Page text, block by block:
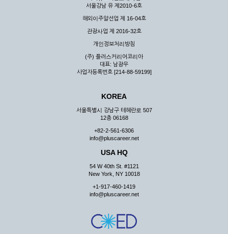
서울강남 유 제2010-6호
해외이주알선업 제 16-04호
관광사업 제 2016-32호
개인정보처리방침
(주) 플러스커리어코리아
대표: 남광우
사업자등록번호 [214-88-59199]
KOREA
서울특별시 강남구 테헤란로 507
12층 06168
+82-2-561-6306
info@pluscareer.net
USA HQ
54 W 40th St. #1121
New York, NY 10018
+1-917-460-1419
info@pluscareer.net